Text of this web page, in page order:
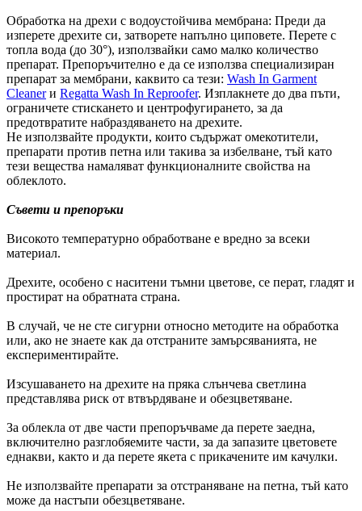
Обработка на дрехи с водоустойчива мембрана: Преди да
изперете дрехите си, затворете напълно циповете. Перете с
топла вода (до 30°), използвайки само малко количество
препарат. Препоръчително е да се използва специализиран
препарат за мембрани, каквито са тези: Wash In Garment
Cleanerи Regatta Wash In Reproofer. Изплакнете до два пъти,
ограничете стискането и центрофугирането, за да
предотвратите набраздяването на дрехите.
Не използвайте продукти, които съдържат омекотители,
препарати против петна или такива за избелване, тъй като
тези вещества намаляват функционалните свойства на
облеклото.
Съвети и препоръки
Високото температурно обработване е вредно за всеки
материал.
Дрехите, особено с наситени тъмни цветове, се перат, гладят и
простират на обратната страна.
В случай, че не сте сигурни относно методите на обработка
или, ако не знаете как да отстраните замърсяванията, не
експериментирайте.
Изсушаването на дрехите на пряка слънчева светлина
представлява риск от втвърдяване и обезцветяване.
За облекла от две части препоръчваме да перете заедна,
включително разглобяемите части, за да запазите цветовете
еднакви, както и да перете якета с прикачените им качулки.
Не използвайте препарати за отстраняване на петна, тъй като
може да настъпи обезцветяване.